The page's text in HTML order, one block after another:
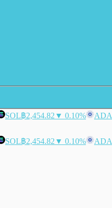
SOL฿2,454.82 ▼ 0.10% ADA
SOL฿2,454.82 ▼ 0.10% ADA